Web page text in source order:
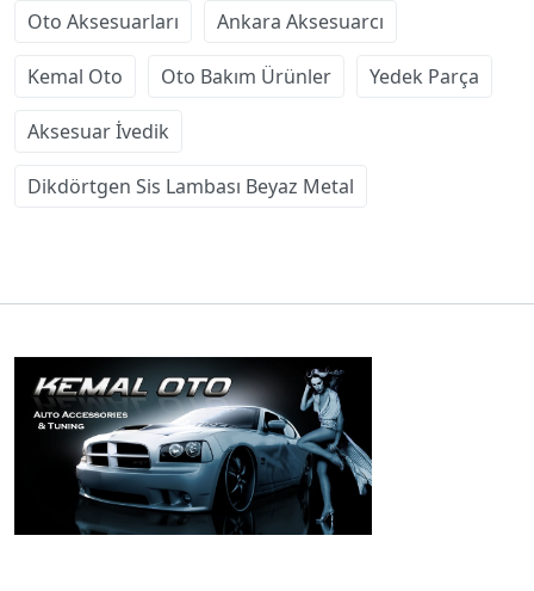
Oto Aksesuarları Ankara Aksesuarcı
Kemal Oto Oto Bakım Ürünler Yedek Parça
Aksesuar İvedik
Dikdörtgen Sis Lambası Beyaz Metal